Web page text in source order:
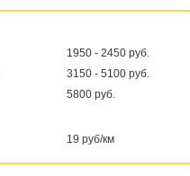
1950 - 2450 руб.
3150 - 5100 руб.
5800 руб.
19 руб/км